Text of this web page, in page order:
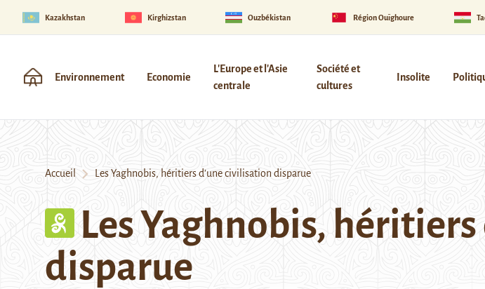
Kazakhstan Kirghizstan Ouzbékistan Région Ouïghoure
Environnement Economie
L'Europe et l'Asie
centrale
Société et
cultures
Insolite
Accueil Les Yaghnobis, héritiers d’une civilisation disparue
Les Yaghnobis,
disparue